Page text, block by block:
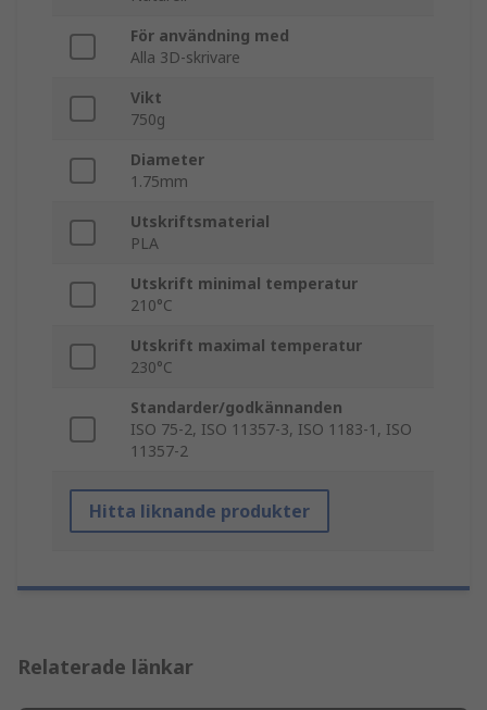
För användning med
Alla 3D-skrivare
Vikt
750g
Diameter
1.75mm
Utskriftsmaterial
PLA
Utskrift minimal temperatur
210°C
Utskrift maximal temperatur
230°C
Standarder/godkännanden
ISO 75-2, ISO 11357-3, ISO 1183-1, ISO
11357-2
Hitta liknande produkter
Relaterade länkar